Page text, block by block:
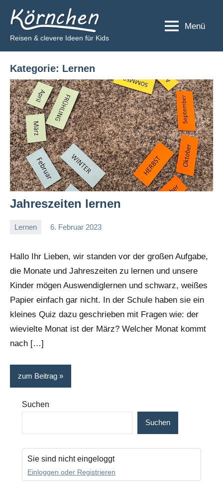
Inhalt
springen
Körnchen
Reisen & clevere Ideen für Kids
Menü
Kategorie: Lernen
Jahreszeiten lernen
Lernen 6. Februar 2023
Hallo Ihr Lieben, wir standen vor der großen Aufgabe,
die Monate und Jahreszeiten zu lernen und unsere
Kinder mögen Auswendiglernen und schwarz, weißes
Papier einfach gar nicht. In der Schule haben sie ein
kleines Quiz dazu geschrieben mit Fragen wie: der
wievielte Monat ist der März? Welcher Monat kommt
nach […]
zum Beitrag
Suchen
Suchen
Sie sind nicht eingeloggt
Einloggen oder Registrieren